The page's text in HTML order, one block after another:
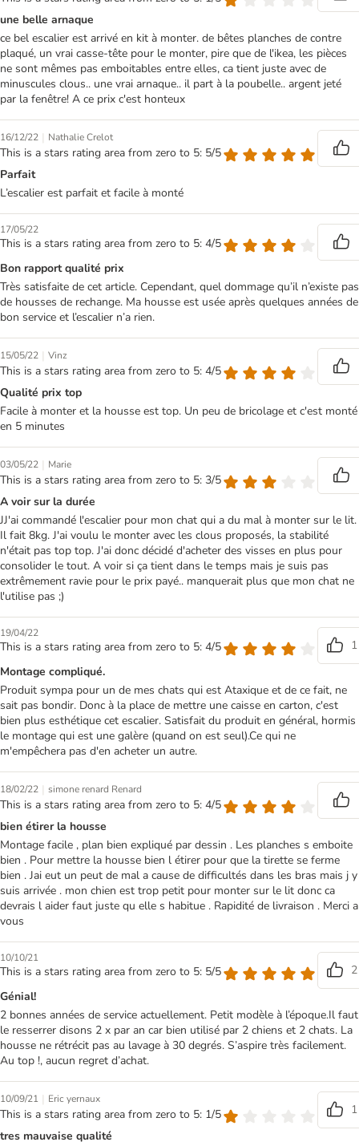
une belle arnaque
ce bel escalier est arrivé en kit à monter. de bêtes planches de contre
plaqué, un vrai casse-tête pour le monter, pire que de l'ikea, les pièces
ne sont mêmes pas emboitables entre elles, ca tient juste avec de
minuscules clous.. une vrai arnaque.. il part à la poubelle.. argent jeté
par la fenêtre! A ce prix c'est honteux
16/12/22 | Nathalie Crelot
This is a stars rating area from zero to 5: 5/5
Parfait
L’escalier est parfait et facile à monté
17/05/22
This is a stars rating area from zero to 5: 4/5
Bon rapport qualité prix
Très satisfaite de cet article. Cependant, quel dommage qu’il n’existe pas
de housses de rechange. Ma housse est usée après quelques années de
bon service et l’escalier n’a rien.
15/05/22 | Vinz
This is a stars rating area from zero to 5: 4/5
Qualité prix top
Facile à monter et la housse est top. Un peu de bricolage et c'est monté
en 5 minutes
03/05/22 | Marie
This is a stars rating area from zero to 5: 3/5
A voir sur la durée
JJ'ai commandé l'escalier pour mon chat qui a du mal à monter sur le lit.
Il fait 8kg. J'ai voulu le monter avec les clous proposés, la stabilité
n'était pas top top. J'ai donc décidé d'acheter des visses en plus pour
consolider le tout. A voir si ça tient dans le temps mais je suis pas
extrêmement ravie pour le prix payé.. manquerait plus que mon chat ne
l'utilise pas ;)
19/04/22
This is a stars rating area from zero to 5: 4/5
1
Montage compliqué.
Produit sympa pour un de mes chats qui est Ataxique et de ce fait, ne
sait pas bondir. Donc à la place de mettre une caisse en carton, c'est
bien plus esthétique cet escalier. Satisfait du produit en général, hormis
le montage qui est une galère (quand on est seul).Ce qui ne
m'empêchera pas d'en acheter un autre.
18/02/22 | simone renard Renard
This is a stars rating area from zero to 5: 4/5
bien étirer la housse
Montage facile , plan bien expliqué par dessin . Les planches s emboite
bien . Pour mettre la housse bien l étirer pour que la tirette se ferme
bien . Jai eut un peut de mal a cause de difficultés dans les bras mais j y
suis arrivée . mon chien est trop petit pour monter sur le lit donc ca
devrais l aider faut juste qu elle s habitue . Rapidité de livraison . Merci a
vous
10/10/21
This is a stars rating area from zero to 5: 5/5
2
Génial!
2 bonnes années de service actuellement. Petit modèle à l’époque.Il faut
le resserrer disons 2 x par an car bien utilisé par 2 chiens et 2 chats. La
housse ne rétrécit pas au lavage à 30 degrés. S’aspire très facilement.
Au top !, aucun regret d’achat.
10/09/21 | Eric yernaux
This is a stars rating area from zero to 5: 1/5
1
tres mauvaise qualité